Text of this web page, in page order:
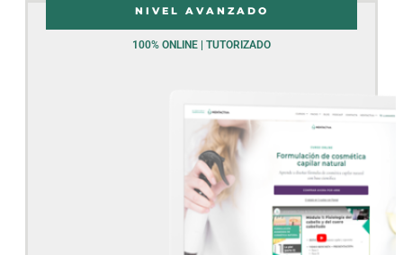
NIVEL AVANZADO
100% ONLINE | TUTORIZADO